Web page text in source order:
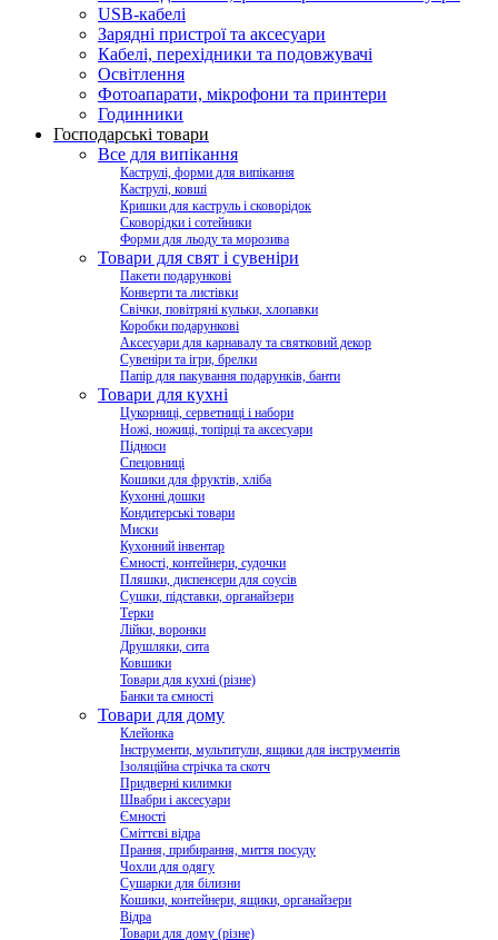
USB-кабелі
Зарядні пристрої та аксесуари
Кабелі, перехідники та подовжувачі
Освітлення
Фотоапарати, мікрофони та принтери
Годинники
Господарські товари
Все для випікання
Каструлі, форми для випікання
Каструлі, ковші
Кришки для каструль і сковорідок
Сковорідки і сотейники
Форми для льоду та морозива
Товари для свят і сувеніри
Пакети подарункові
Конверти та листівки
Свічки, повітряні кульки, хлопавки
Коробки подарункові
Аксесуари для карнавалу та святковий декор
Сувеніри та ігри, брелки
Папір для пакування подарунків, банти
Товари для кухні
Цукорниці, серветниці і набори
Ножі, ножиці, топірці та аксесуари
Підноси
Спецовниці
Кошики для фруктів, хліба
Кухонні дошки
Кондитерські товари
Миски
Кухонний інвентар
Ємності, контейнери, судочки
Пляшки, диспенсери для соусів
Сушки, підставки, органайзери
Терки
Лійки, воронки
Друшляки, сита
Ковшики
Товари для кухні (різне)
Банки та ємності
Товари для дому
Клейонка
Інструменти, мультитули, ящики для інструментів
Ізоляційна стрічка та скотч
Придверні килимки
Швабри і аксесуари
Ємності
Сміттєві відра
Прання, прибирання, миття посуду
Чохли для одягу
Сушарки для білизни
Кошики, контейнери, ящики, органайзери
Відра
Товари для дому (різне)